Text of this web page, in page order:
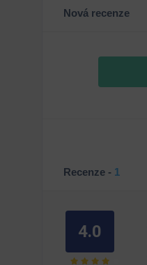
Nová recenze
Recenze - 1
4.0